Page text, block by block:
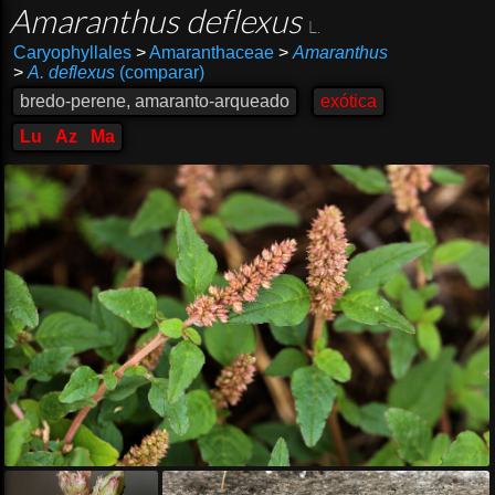
Amaranthus deflexus
Caryophyllales >Amaranthaceae > Amaranthus
> A. deflexus(comparar)
bredo-perene, amaranto-arqueado
exótica
Lu
Az Ma